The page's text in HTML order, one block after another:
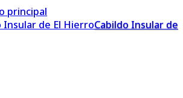
principal
Cabildo Insular de